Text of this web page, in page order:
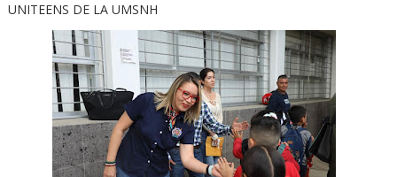
UNITEENS DE LA UMSNH